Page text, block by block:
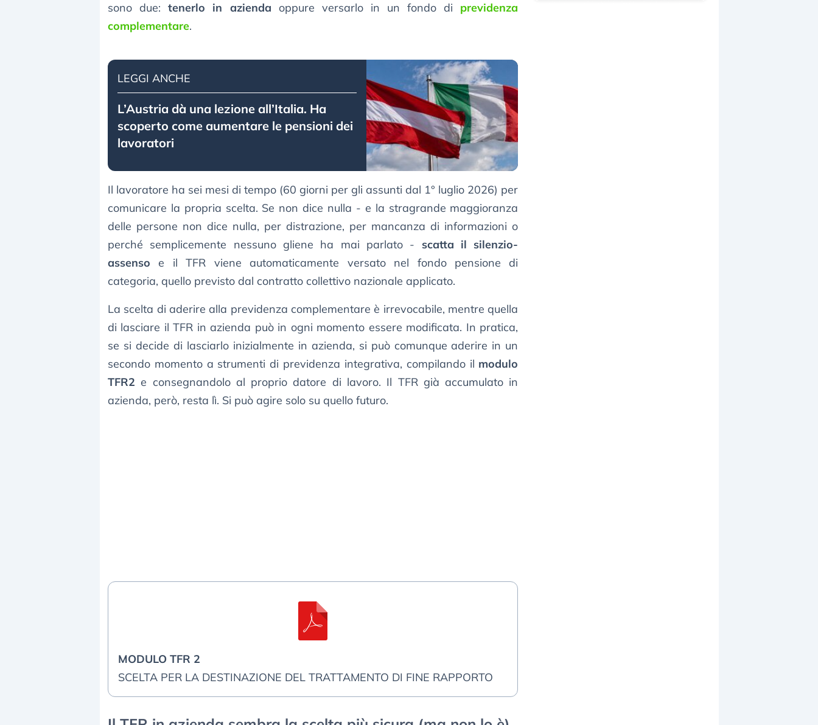
sono due:tenerlo in azienda oppure versarlo in un fondo di previdenza
complementare.
LEGGI ANCHE
L’Austria dà una lezione all’Italia. Ha
scoperto come aumentare le pensioni dei
lavoratori
Il lavoratore ha sei mesi di tempo (60 giorni per gli assunti dal 1° luglio 2026) per
comunicare la propria scelta. Se non dice nulla - e la stragrande maggioranza
delle persone non dice nulla, per distrazione, per mancanza di informazioni o
perché semplicemente nessuno gliene ha mai parlato - scatta il silenzio-
assenso e il TFR viene automaticamente versato nel fondo pensione di
categoria, quello previsto dal contratto collettivo nazionale applicato.
La scelta di aderire alla previdenza complementare è irrevocabile, mentre quella
di lasciare il TFR in azienda può in ogni momento essere modificata. In pratica,
se si decide di lasciarlo inizialmente in azienda, si può comunque aderire in un
secondo momento a strumenti di previdenza integrativa, compilando il modulo
TFR2 e consegnandolo al proprio datore di lavoro. Il TFR già accumulato in
azienda, però, resta lì. Si può agire solo su quello futuro.
MODULO TFR 2
SCELTA PER LA DESTINAZIONE DEL TRATTAMENTO DI FINE RAPPORTO